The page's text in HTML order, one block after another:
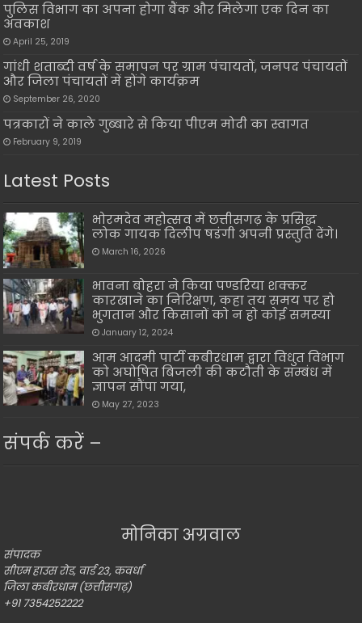
पुलिस विभाग का अपना होगा बैंक और मिलेगा एक दिन का
अवकाश
April 25, 2019
गांधी शताब्दी वर्ष के समापन पर ग्राम पंचायतों, जनपद पंचायतों
और जिला पंचायतों में होंगे कार्यक्रम
September 26, 2020
पत्रकारों ने काले गुब्बारे से किया पीएम मोदी का स्वागत
February 9, 2019
Latest Posts
भोरमदेव महोत्सव में छत्तीसगढ़ के प्रसिद्ध
लोक गायक दिलीप षडंगी अपनी प्रस्तुति देंगे।
March 16, 2026
भावना बोहरा ने किया पण्डरिया शक्कर
कारखाने का निरिक्षण, कहा तय समय पर हो
भुगतान और किसानों को न हो कोई समस्या
January 12, 2024
आम आदमी पार्टी कबीरधाम द्वारा विधुत विभाग
को अघोषित बिजली की कटौती के सम्बंध में
ज्ञापन सौंपा गया,
May 27, 2023
संपर्क करें –
मोनिका अग्रवाल
संपादक
सीएम हाउस रोड, वार्ड 23, कवर्धा
जिला कबीरधाम (छत्तीसगढ़)
+91 7354252222